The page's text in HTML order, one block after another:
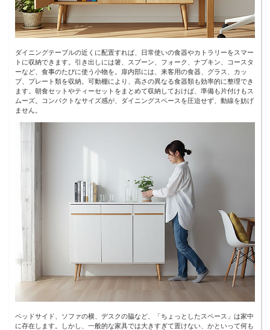
ダイニングテーブルの近くに配置すれば、日常使いの食器やカトラリーをスマー
トに収納できます。引き出しには箸、スプーン、フォーク、ナプキン、コースタ
ーなど、食事のたびに使う小物を。扉内部には、来客用の食器、グラス、カッ
プ、プレート類を収納。可動棚により、高さの異なる食器類も効率的に整理でき
ます。朝食セットやティーセットをまとめて収納しておけば、準備も片付けもス
ムーズ。コンパクトなサイズ感が、ダイニングスペースを圧迫せず、動線を妨げ
ません。
ベッドサイド、ソファの横、デスクの脇など、「ちょっとしたスペース」は家中
に存在します。しかし、一般的な家具では大きすぎて置けない、かといって何も